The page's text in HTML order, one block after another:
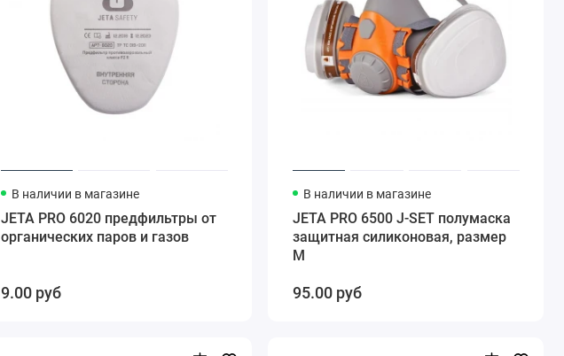
В наличии в магазине
JETA PRO 6020 предфильтры от
органических паров и газов
9.00 руб
В наличии в магазине
JETA PRO 6500 J-SET полумаска
защитная силиконовая, размер
М
95.00 руб